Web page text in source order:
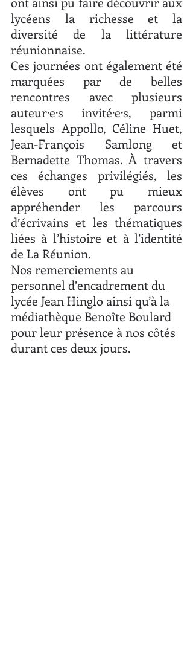
lycéens la richesse et la
diversité de la littérature
réunionnaise.
Ces journées ont également été
marquées par de belles
rencontres avec plusieurs
auteur·e·s invité·e·s, parmi
lesquels Appollo, Céline Huet,
Jean-François Samlong et
Bernadette Thomas. À travers
ces échanges privilégiés, les
élèves ont pu mieux
appréhender les parcours
d’écrivains et les thématiques
liées à l’histoire et à l’identité
de La Réunion.
Nos remerciements au
personnel d’encadrement du
lycée Jean Hinglo ainsi qu’à la
médiathèque Benoîte Boulard
pour leur présence à nos côtés
durant ces deux jours.